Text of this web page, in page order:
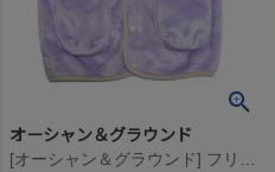
オーシャン＆グラウンド
[オーシャン＆グラウンド] フリースワッペンスリーパー ライトパープル(LP)